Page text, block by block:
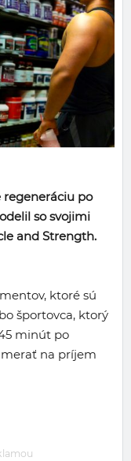
regeneráciu po
so svojimi
and Strength.
ktoré sú
športovca, ktorý
minút po
na príjem